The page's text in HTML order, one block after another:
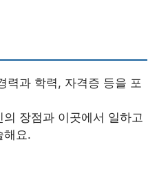
력과 학력, 자격증 등을 포
의 장점과 이곳에서 일하고
해요.